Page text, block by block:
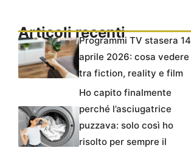
Articoli recentiProgrammi TV stasera 14
aprile 2026: cosa vedere
tra fiction, reality e film
Ho capito finalmente
perché l’asciugatrice
puzzava: solo così ho
risolto per sempre il